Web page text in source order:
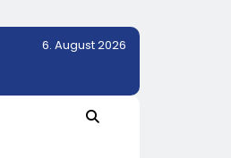
6. August 2026